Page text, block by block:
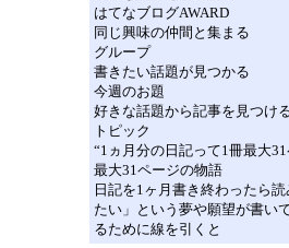
はてなブログAWARD
同じ興味の仲間と集まる
グループ
書きたい話題が見つかる
今週のお題
好きな話題から記事を見つけ
トピック
“1ヵ月分の日記って1冊最大
最大31ページの物語
日記を1ヶ月書き終わったら
たい」という夢や願望が書い
るために線を引くと